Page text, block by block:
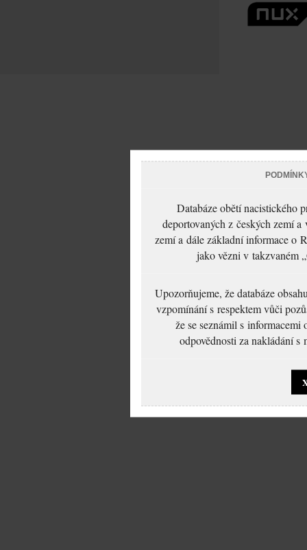
Databáze obětí nacistického
deportovaných z českých zemí
zemí a dále základní informace o
jako vězni v takzvaném
Upozorňujeme, že databáze
vzpomínání s respektem vůči
že se seznámil s
odpovědnosti za nakládání